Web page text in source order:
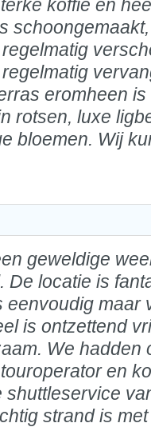
koffie en
eromheen
rotsen, luxe
bloemen. Wij
geweldige
De locatie is
eenvoudig maar
is ontzettend
We hadden
en
shuttleservice
strand is